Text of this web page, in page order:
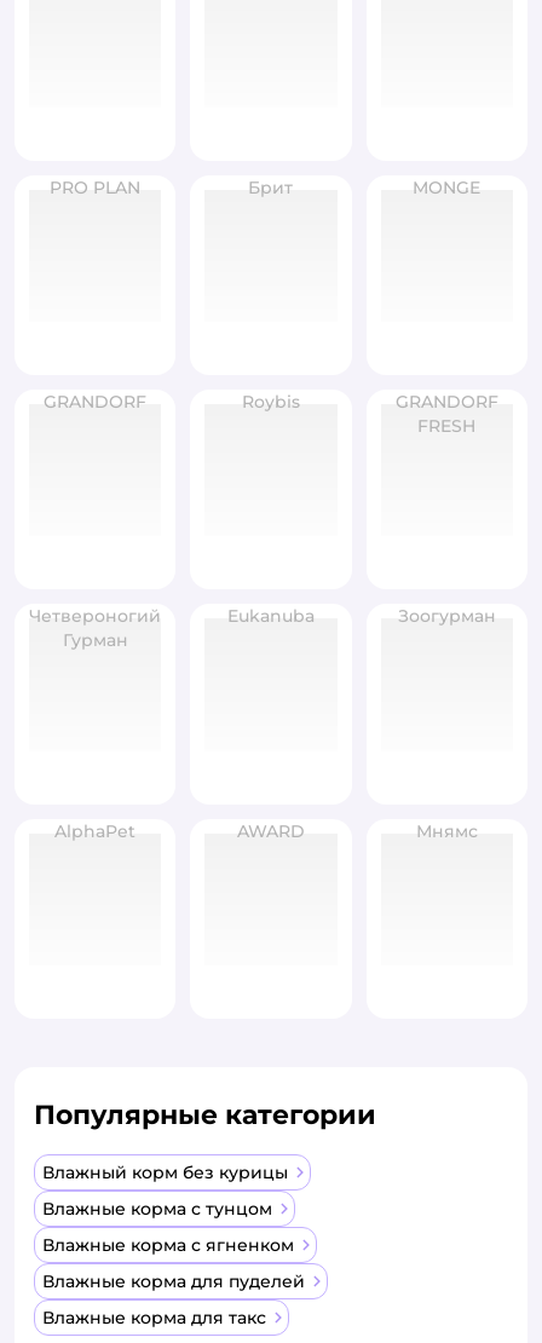
PRO PLAN Брит MONGE
GRANDORF Roybis
GRANDORF
FRESH
Четвероногий
Гурман
Eukanuba Зоогурман
AlphaPet AWARD Мнямс
Популярные категории
Влажный корм без курицы
Влажные корма с тунцом
Влажные корма с ягненком
Влажные корма для пуделей
Влажные корма для такс